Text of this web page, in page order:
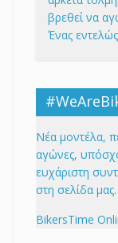
βρεθεί να
Ένας εντελώς
Νέα μοντέλα,
αγώνες,
ευχάριστη
στη σελίδα μας.
BikersTime